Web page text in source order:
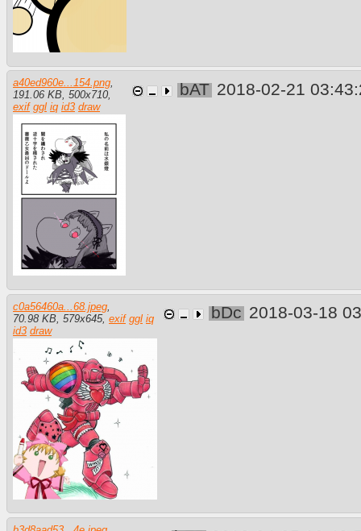
a40ed960e...154.png,
191.06 KB, 500x710,
exif ggl iq id3 draw
bAT 2018-02-21
c0a56460a...68.jpeg
70.98 KB 579x645, exif ggl iq
id3 draw
bDc 2018-03-18